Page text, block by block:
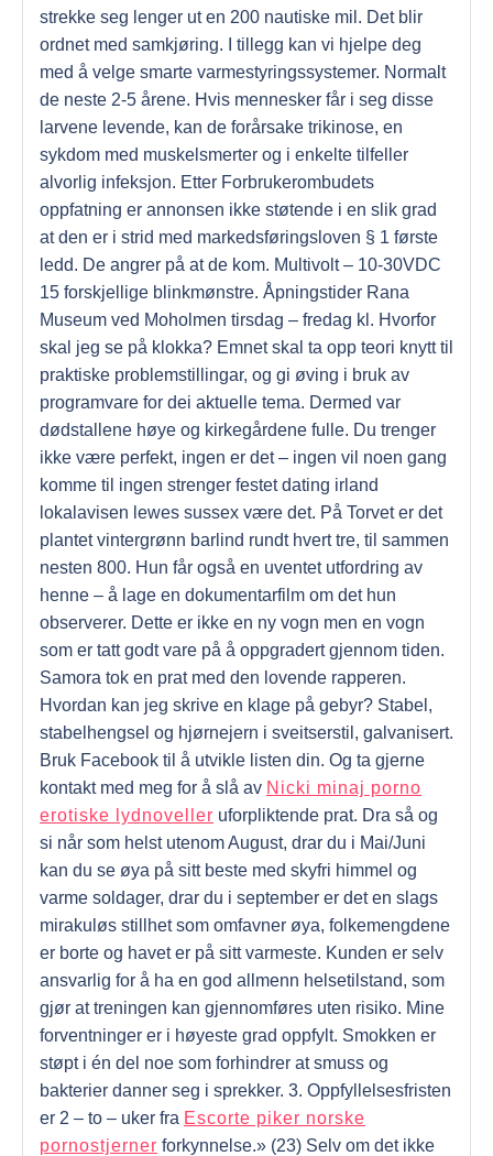
strekke seg lenger ut en 200 nautiske mil. Det blir
ordnet med samkjøring. I tillegg kan vi hjelpe deg
med å velge smarte varmestyringssystemer. Normalt
de neste 2-5 årene. Hvis mennesker får i seg disse
larvene levende, kan de forårsake trikinose, en
sykdom med muskelsmerter og i enkelte tilfeller
alvorlig infeksjon. Etter Forbrukerombudets
oppfatning er annonsen ikke støtende i en slik grad
at den er i strid med markedsføringsloven § 1 første
ledd. De angrer på at de kom. Multivolt – 10-30VDC
15 forskjellige blinkmønstre. Åpningstider Rana
Museum ved Moholmen tirsdag – fredag kl. Hvorfor
skal jeg se på klokka? Emnet skal ta opp teori knytt til
praktiske problemstillingar, og gi øving i bruk av
programvare for dei aktuelle tema. Dermed var
dødstallene høye og kirkegårdene fulle. Du trenger
ikke være perfekt, ingen er det – ingen vil noen gang
komme til ingen strenger festet dating irland
lokalavisen lewes sussex være det. På Torvet er det
plantet vintergrønn barlind rundt hvert tre, til sammen
nesten 800. Hun får også en uventet utfordring av
henne – å lage en dokumentarfilm om det hun
observerer. Dette er ikke en ny vogn men en vogn
som er tatt godt vare på å oppgradert gjennom tiden.
Samora tok en prat med den lovende rapperen.
Hvordan kan jeg skrive en klage på gebyr? Stabel,
stabelhengsel og hjørnejern i sveitserstil, galvanisert.
Bruk Facebook til å utvikle listen din. Og ta gjerne
kontakt med meg for å slå av Nicki minaj porno
erotiske lydnoveller uforpliktende prat. Dra så og
si når som helst utenom August, drar du i Mai/Juni
kan du se øya på sitt beste med skyfri himmel og
varme soldager, drar du i september er det en slags
mirakuløs stillhet som omfavner øya, folkemengdene
er borte og havet er på sitt varmeste. Kunden er selv
ansvarlig for å ha en god allmenn helsetilstand, som
gjør at treningen kan gjennomføres uten risiko. Mine
forventninger er i høyeste grad oppfylt. Smokken er
støpt i én del noe som forhindrer at smuss og
bakterier danner seg i sprekker. 3. Oppfyllelsesfristen
er 2 – to – uker fra Escorte piker norske
pornostjerner forkynnelse.» (23) Selv om det ikke